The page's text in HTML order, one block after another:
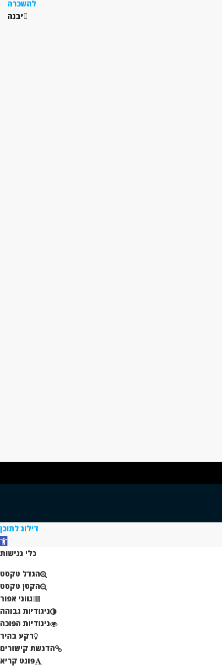
להשכרה
יבנה
דילוג לתוכן
כלי נגישות
הגדל טקסט
הקטן טקסט
גווני אפור
ניגודיות גבוהה
ניגודיות הפוכה
רקע בהיר
הדגשת קישורים
פונט קריא